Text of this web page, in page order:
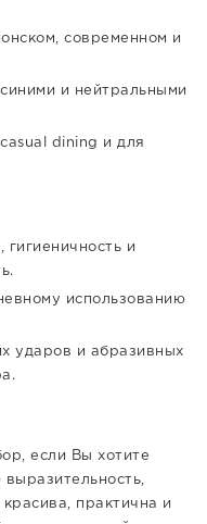
современном и
и нейтральными
dining и для
и
использованию
ударов и абразивных
если Вы хотите
практична и